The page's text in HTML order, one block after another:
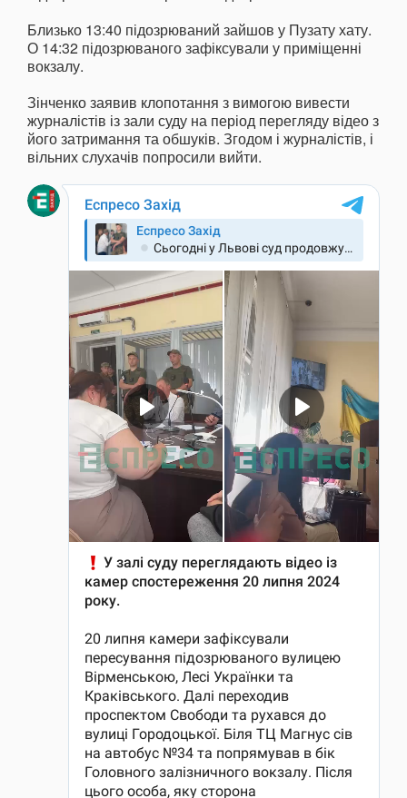
Близько 13:40 підозрюваний зайшов у Пузату хату.
О 14:32 підозрюваного зафіксували у приміщенні
вокзалу.
Зінченко заявив клопотання з вимогою вивести
журналістів із зали суду на період перегляду відео з
його затримання та обшуків. Згодом і журналістів, і
вільних слухачів попросили вийти.